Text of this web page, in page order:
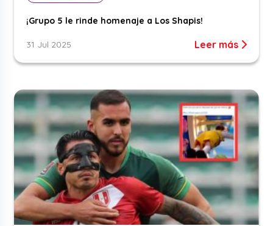
¡Grupo 5 le rinde homenaje a Los Shapis!
31 Jul 2025 Leer más